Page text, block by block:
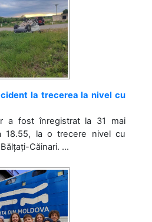
la trecerea la nivel cu
a fost înregistrat la 31 mai
18.55, la o trecere nivel cu
Căinari. ...